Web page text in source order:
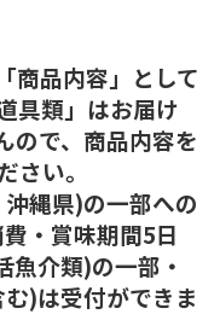
商品内容」として
具類」はお届け
ので、商品内容を
さい。
縄県)の一部への
・賞味期間5日
介類)の一部・
)は受付ができま